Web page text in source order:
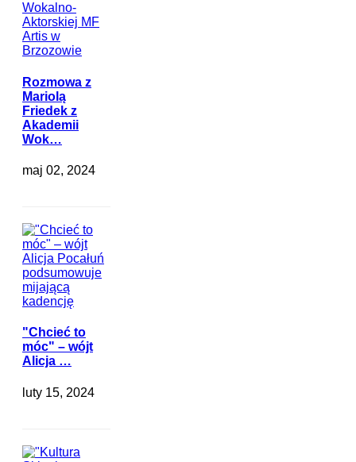
Rozmowa z
Mariolą
Friedek z
Akademii
Wok…
maj 02, 2024
"Chcieć to
móc" – wójt
Alicja …
luty 15, 2024